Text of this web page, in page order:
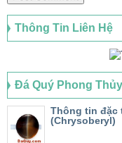
Thông Tin Liên Hệ
Đá Quý Phong Thủy
Thông tin đặc
(Chrysoberyl)